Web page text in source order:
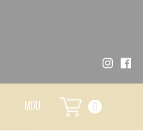
MDU 0